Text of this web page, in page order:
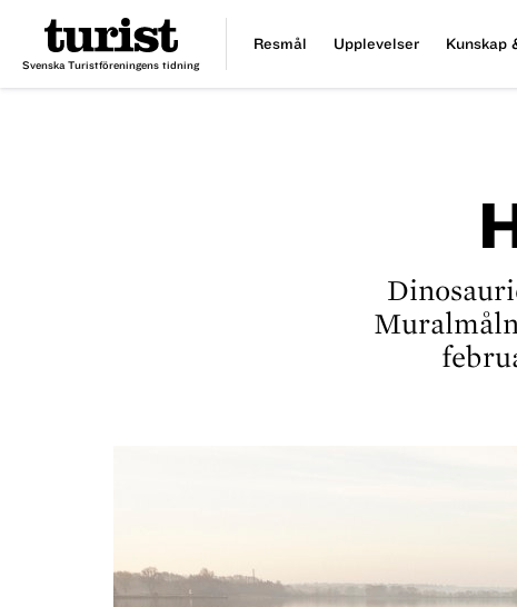
Svenska Turistföreningens tidning
Resmål Upplevelser Kunskap